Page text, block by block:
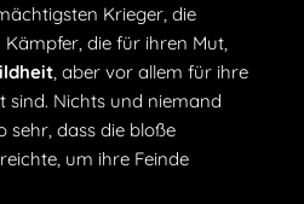
Krieger, die
die für ihren Mut,
, aber vor allem für ihre
sind. Nichts und niemand
sehr, dass die bloße
um ihre Feinde